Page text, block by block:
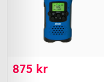
875 kr